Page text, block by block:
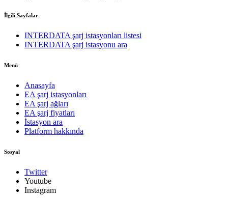
İlgili Sayfalar
INTERDATA şarj istasyonları listesi
INTERDATA şarj istasyonu ara
Menü
Anasayfa
EA şarj istasyonları
EA şarj ağları
EA şarj fiyatları
İstasyon ara
Platform hakkında
Sosyal
Twitter
Youtube
Instagram